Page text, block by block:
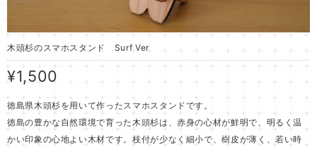
木頭杉のスマホスタンド Surf Ver
¥1,500
徳島県木頭杉を用いて作ったスマホスタンドです。
徳島の豊かな自然環境で育った木頭杉は、赤身の心材が鮮明で、明るく温
かい印象の心地よい木材です。枝付が少なく細小で、樹皮が薄く、若い時